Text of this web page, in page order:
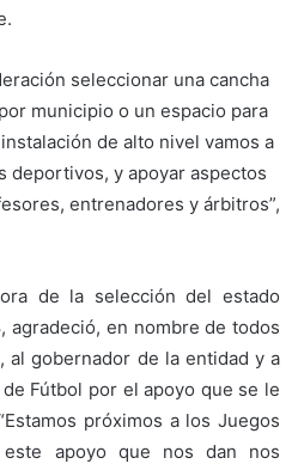
seleccionar una cancha
municipio o un espacio para
de alto nivel vamos a
deportivos, y apoyar aspectos
entrenadores y árbitros”,
de la selección del estado
agradeció, en nombre de todos
al gobernador de la entidad y a
Fútbol por el apoyo que se le
próximos a los Juegos
este apoyo que nos dan nos